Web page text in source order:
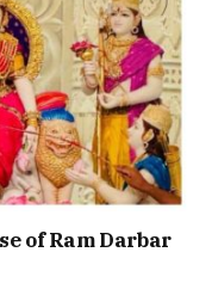
of Ram Darbar